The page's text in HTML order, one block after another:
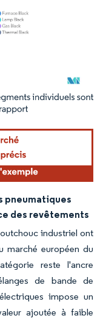
une attribution sous CC BY
pneumatiques
des revêtements
industriel ont
marché européen du
reste l'ancre
de bande de
impose un
ajoutée à faible